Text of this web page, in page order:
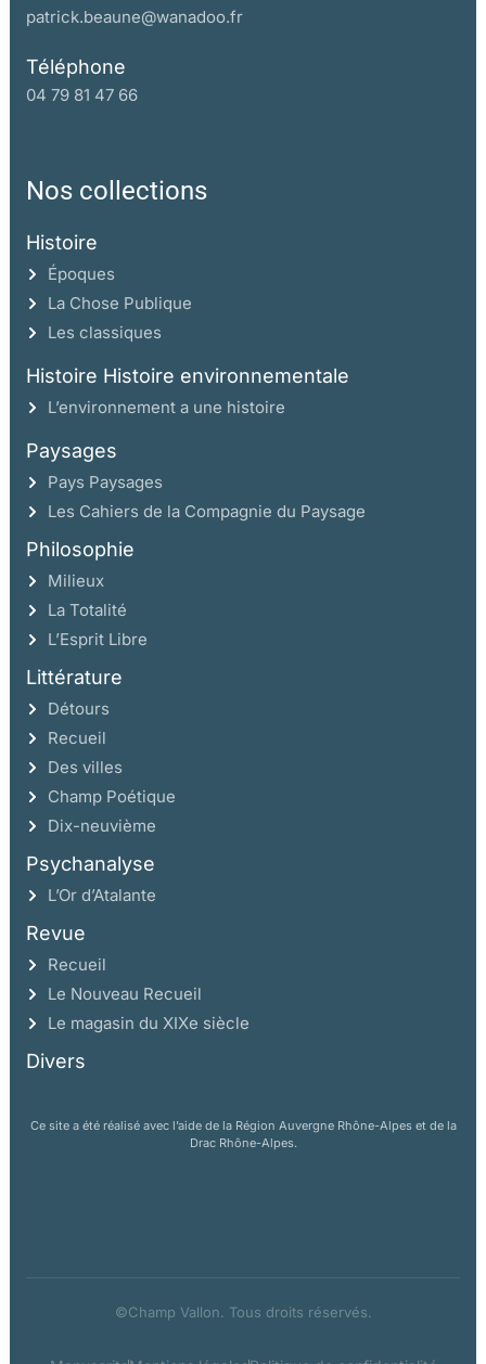
patrick.beaune@wanadoo.fr
Téléphone
04 79 81 47 66
Nos collections
Histoire
Époques
La Chose Publique
Les classiques
Histoire Histoire environnementale
L’environnement a une histoire
Paysages
Pays Paysages
Les Cahiers de la Compagnie du Paysage
Philosophie
Milieux
La Totalité
L’Esprit Libre
Littérature
Détours
Recueil
Des villes
Champ Poétique
Dix-neuvième
Psychanalyse
L’Or d’Atalante
Revue
Recueil
Le Nouveau Recueil
Le magasin du XIXe siècle
Divers
Ce site a été réalisé avec l’aide de la Région Auvergne Rhône-Alpes et de la
Drac Rhône-Alpes.
©Champ Vallon. Tous droits réservés.